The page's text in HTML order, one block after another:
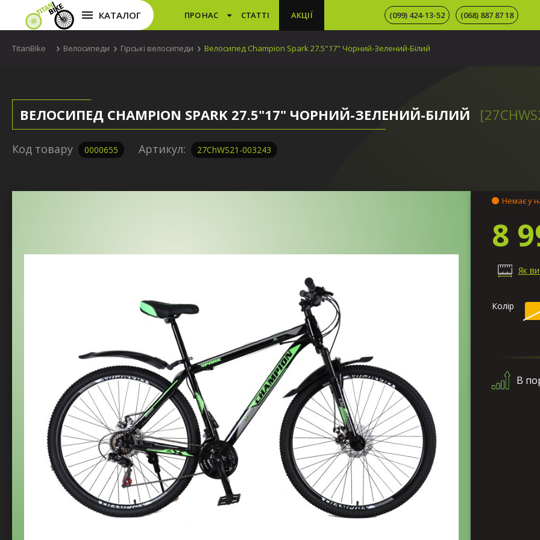
КАТАЛОГ ПРО НАС СТАТТІ АКЦІЇ (099) 424-13-52 (068) 887 87 18
TitanBike Велосипеди Гірські велосипеди Велосипед Champion Spark 27.5"17" Чорний-Зелений-Білий
ВЕЛОСИПЕД CHAMPION SPARK 27.5"17" ЧОРНИЙ-ЗЕЛЕНИЙ-БІЛИЙ
Код товару 0000655 Артикул: 27ChWS21-003243
Немає у
8
Як
Колір
В